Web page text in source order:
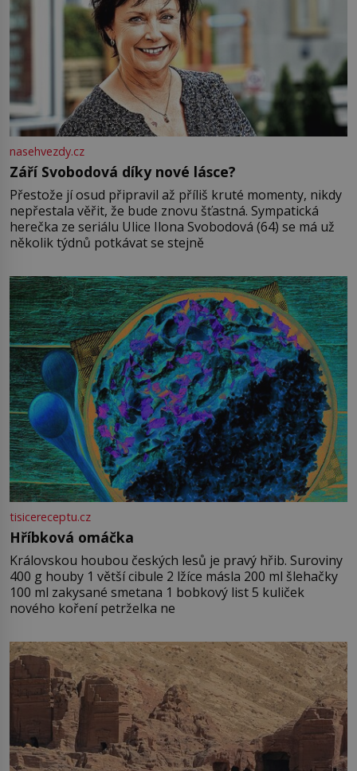
nasehvezdy.cz
Září Svobodová díky nové lásce?
Přestože jí osud připravil až příliš kruté momenty, nikdy
nepřestala věřit, že bude znovu šťastná. Sympatická
herečka ze seriálu Ulice Ilona Svobodová (64) se má už
několik týdnů potkávat se stejně
tisicereceptu.cz
Hříbková omáčka
Královskou houbou českých lesů je pravý hřib. Suroviny
400 g houby 1 větší cibule 2 lžíce másla 200 ml šlehačky
100 ml zakysané smetana 1 bobkový list 5 kuliček
nového koření petrželka ne